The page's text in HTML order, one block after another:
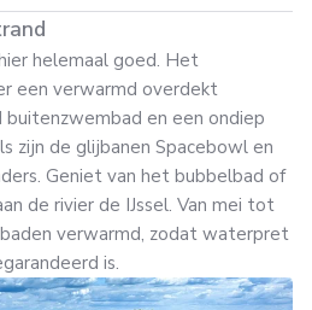
helemaal goed. Het
een verwarmd overdekt
en een ondiep
zijn de glijbanen Spacebowl en
Geniet van het bubbelbad of
de rivier de IJssel. Van mei tot
verwarmd, zodat waterpret
is.